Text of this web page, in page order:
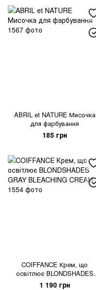
ABRIL et NATURE Мисочка
для фарбування
185 грн
COIFFANCE Крем, що
освітлює BLONDSHADES
GRAY BLEACHING CREAM
1 190 грн